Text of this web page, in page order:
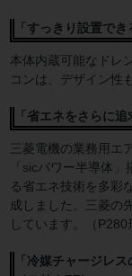
「すっきり設置で
本体内蔵可能なドレ
コンは、デザイン性
「省エネをさらに追
三菱電機の業務用エ
「sicパワー半導体
る省エネ技術を多彩
成しました。三菱の
しています。（P280
「冷媒チャージレ